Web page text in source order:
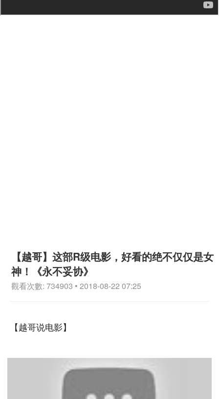
【越哥】这部R级电影，好看的绝不仅仅是女
神！《永不妥协》
觀看次數: 734903 • 2018-08-22 07:25
【越哥说电影】